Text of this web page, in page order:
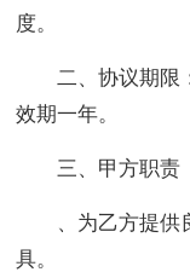
度。
二、协议期限
效期一年。
三、甲方职责
、为乙方提供
具。